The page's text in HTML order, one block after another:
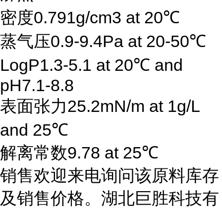
密度0.791g/cm3 at 20℃
蒸气压0.9-9.4Pa at 20-50℃
LogP1.3-5.1 at 20℃ and
pH7.1-8.8
表面张力25.2mN/m at 1g/L
and 25℃
解离常数9.78 at 25℃
销售欢迎来电询问该原料库存
及销售价格。湖北巨胜科技有